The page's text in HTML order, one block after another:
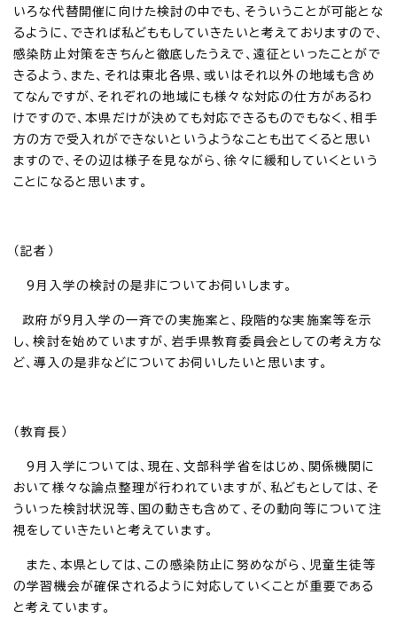
いろな代替開催に向けた検討の中でも、そういうことが可能とな
るように、できれば私どももしていきたいと考えておりますので、
感染防止対策をきちんと徹底したうえで、遠征といったことがで
きるよう、また、それは東北各県、或いはそれ以外の地域も含め
てなんですが、それぞれの地域にも様々な対応の仕方があるわ
けですので、本県だけが決めても対応できるものでもなく、相手
方の方で受入れができないというようなことも出てくると思い
ますので、その辺は様子を見ながら、徐々に緩和していくという
ことになると思います。
（記者）
9月入学の検討の是非についてお伺いします。
政府が9月入学の一斉での実施案と、段階的な実施案等を示
し、検討を始めていますが、岩手県教育委員会としての考え方な
ど、導入の是非などについてお伺いしたいと思います。
（教育長）
9月入学については、現在、文部科学省をはじめ、関係機関に
おいて様々な論点整理が行われていますが、私どもとしては、そ
ういった検討状況等、国の動きも含めて、その動向等について注
視をしていきたいと考えています。
また、本県としては、この感染防止に努めながら、児童生徒等
の学習機会が確保されるように対応していくことが重要である
と考えています。